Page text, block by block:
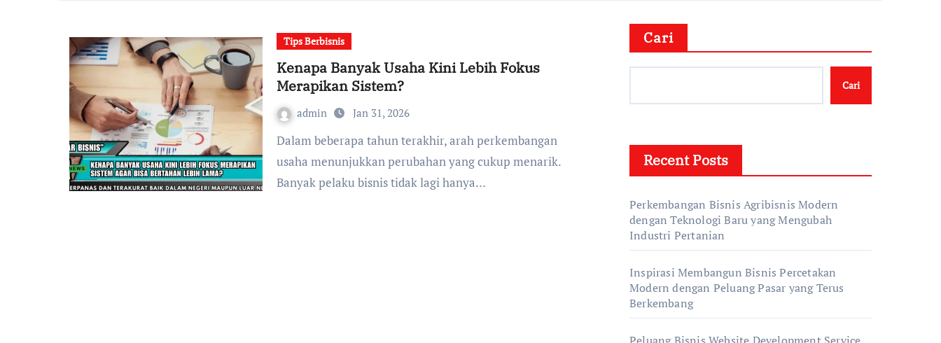
Tips Berbisnis
Kenapa Banyak Usaha Kini Lebih Fokus
Merapikan Sistem?
admin Jan 31, 2026
Dalam beberapa tahun terakhir, arah perkembangan
usaha menunjukkan perubahan yang cukup menarik.
Banyak pelaku bisnis tidak lagi hanya…
Cari
Cari
Recent Posts
Perkembangan Bisnis Agribisnis Modern
dengan Teknologi Baru yang Mengubah
Industri Pertanian
Inspirasi Membangun Bisnis Percetakan
Modern dengan Peluang Pasar yang Terus
Berkembang